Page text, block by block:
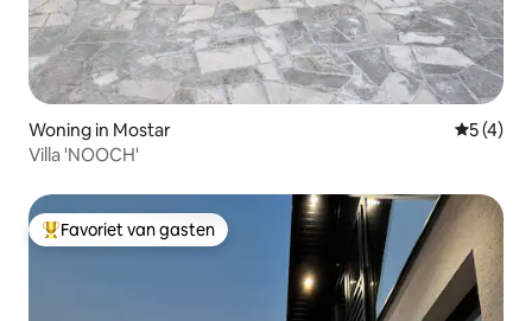
Woning in Mostar
5 (4)
Villa 'NOOCH'
Topfavoriet van gasten
Favoriet van gasten